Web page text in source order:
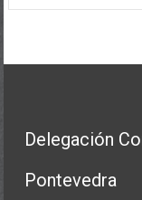
Delegación
Pontevedra